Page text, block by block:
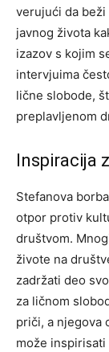
verujući da
javnog života
izazov s kojim
intervjuima
lične slobode,
preplavljenom
Inspiracija
Stefanova
otpor protiv
društvom.
živote na
zadržati deo
za ličnom
priči, a njegova
može